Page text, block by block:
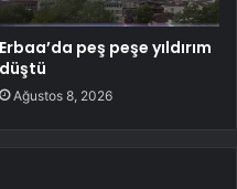
Erbaa’da peş peşe yıldırım
düştü
Ağustos 8, 2026